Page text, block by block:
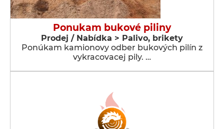
Ponukam bukové piliny
Prodej / Nabídka > Palivo, brikety
Ponúkam kamionovy odber bukových pilín z
vykracovacej pily. …